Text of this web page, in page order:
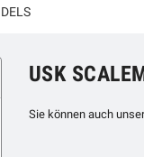
USK
Sie können auch